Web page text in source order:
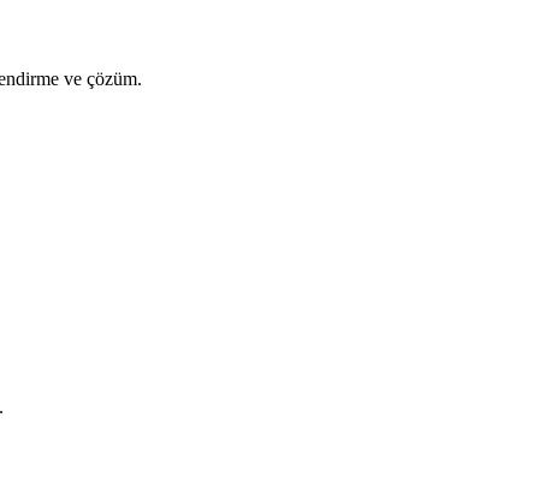
ve çözüm.